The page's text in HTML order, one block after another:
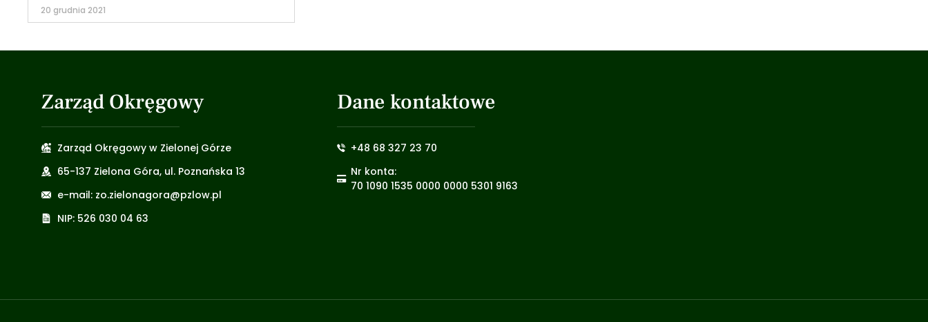
20 grudnia 2021
Zarząd Okręgowy
Zarząd Okręgowy w Zielonej Górze
65-137 Zielona Góra, ul. Poznańska 13
e-mail: zo.zielonagora@pzlow.pl
NIP: 526 030 04 63
Dane kontaktowe
+48 68 327 23 70
Nr konta:
70 1090 1535 0000 0000 5301 9163